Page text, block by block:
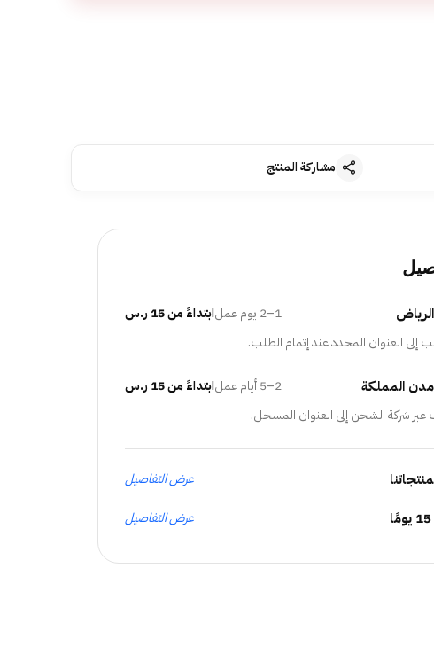
مشاركة المنتج
1–2 يوم عمل
ابتداءً من 15 ر.س
إلى العنوان المحدد عند إتمام الطلب.
مدن المملكة 2–5 أيام عمل
ابتداءً من 15 ر.س
شركة الشحن إلى العنوان المسجل.
عرض التفاصيل
عرض التفاصيل